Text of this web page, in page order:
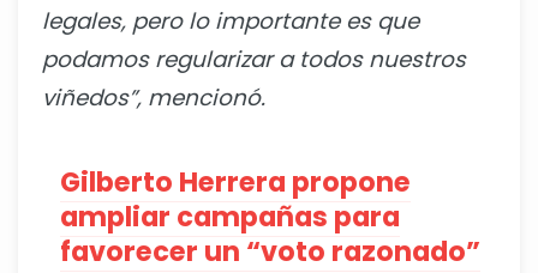
legales, pero lo importante es que
podamos regularizar a todos nuestros
viñedos”, mencionó.
Gilberto Herrera propone
ampliar campañas para
favorecer un “voto razonado”